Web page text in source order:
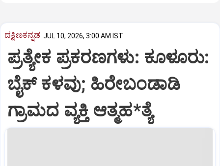
ದಕ್ಷಿಣಕನ್ನಡ JUL 10, 2026, 3:00 AM IST
ಪ್ರತ್ಯೇಕ ಪ್ರಕರಣಗಳು: ಕೂಳೂರು:
ಬೈಕ್ ಕಳವು; ಹಿರೇಬಂಡಾಡಿ
ಗ್ರಾಮದ ವ್ಯಕ್ತಿ ಆತ್ಮಹ*ತ್ಯೆ